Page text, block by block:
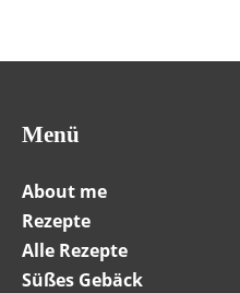
Menü
About me
Rezepte
Alle Rezepte
Süßes Gebäck